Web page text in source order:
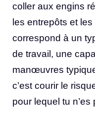
coller aux engins
les entrepôts et
correspond à un
de travail, une
manœuvres
c’est courir le
pour lequel tu n’es